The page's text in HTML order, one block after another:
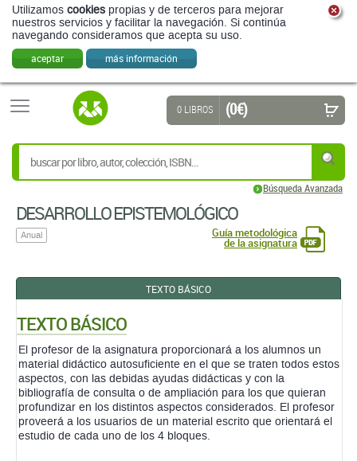
Utilizamos cookies propias y de terceros para mejorar
nuestros servicios y facilitar la navegación. Si continúa
navegando consideramos que acepta su uso.
aceptar más información
Búsqueda Avanzada
0 LIBROS (0 €)
DESARROLLO EPISTEMOLÓGICO
Anual Guía metodológica
de la asignatura
TEXTO BÁSICO
TEXTO BÁSICO
El profesor de la asignatura proporcionará a los alumnos un
material didáctico autosuficiente en el que se traten todos estos
aspectos, con las debidas ayudas didácticas y con la
bibliografía de consulta o de ampliación para los que quieran
profundizar en los distintos aspectos considerados. El profesor
proveerá a los usuarios de un material escrito que orientará el
estudio de cada uno de los 4 bloques.